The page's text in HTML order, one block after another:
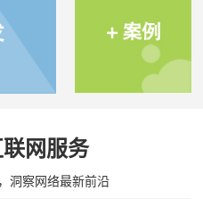
网服务
洞察网络最新前沿